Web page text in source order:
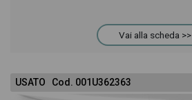
Vai alla scheda >>
USATO Cod. 001U362363